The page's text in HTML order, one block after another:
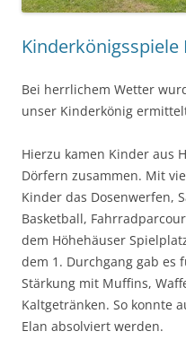
Kinderkönigsspiele
Bei herrlichem Wetter
unser Kinderkönig
Hierzu kamen Kinder aus
Dörfern zusammen. Mit
Kinder das Dosenwerfen,
Basketball,
dem Höhehäuser
dem 1. Durchgang gab es
Stärkung mit Muffins,
Kaltgetränken. So konnte
Elan absolviert werden.